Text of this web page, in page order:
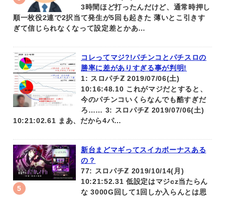
3時間ほど打ったんだけど、通常時押し
順一枚役2連で2択当て発生が5回も起きた 薄いとこ引きす
ぎて信じられなくなって設定差とかあ…
コレってマジ?!パチンコとパチスロの
勝率に差がありすぎる事が判明!
1: スロパチℤ 2019/07/06(土)
10:16:48.10 これがマジだとすると、
今のパチンコいくらなんでも酷すぎだ
ろ…… 3: スロパチℤ 2019/07/06(土)
10:21:02.61 まあ、だから4パ…
新台まどマギってスイカボーナスある
の？
77: スロパチℤ 2019/10/14(月)
10:21:52.31 低設定はマジcz当たらん
な 3000G回して1回しか入らんとは思